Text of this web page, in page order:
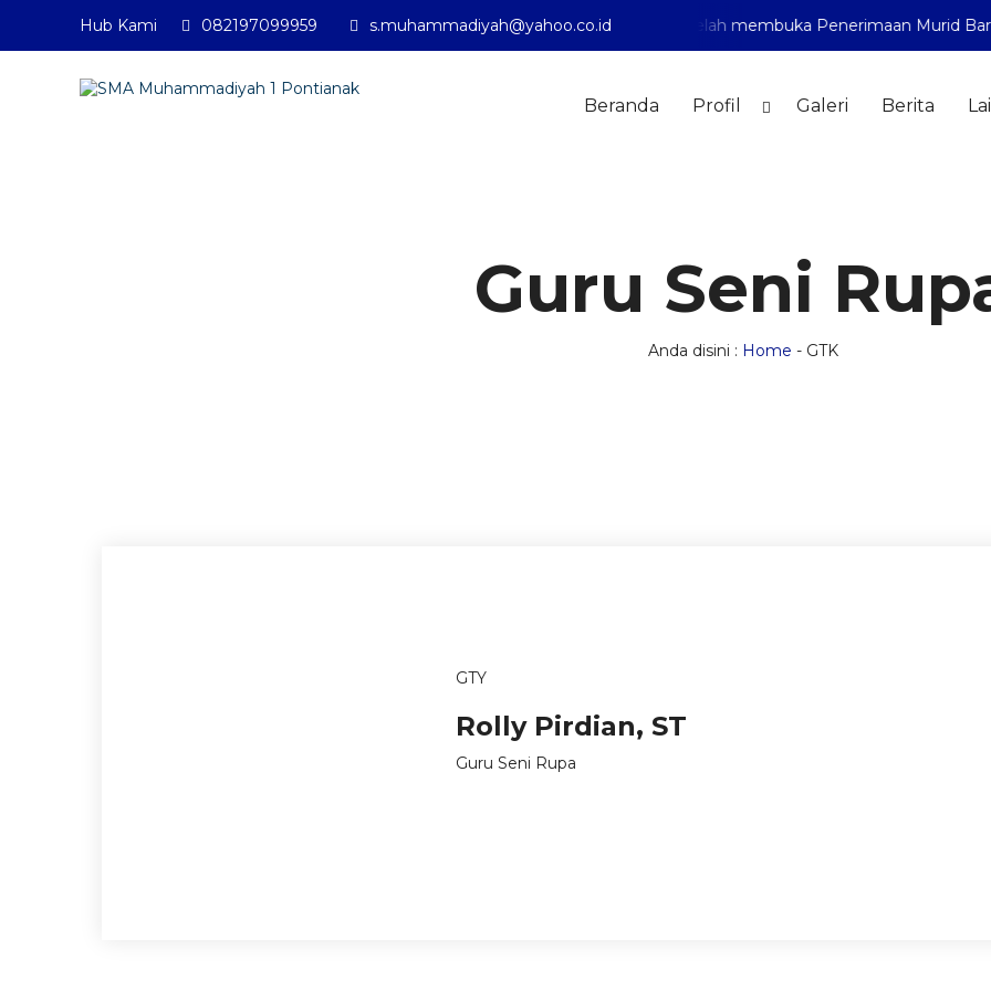
Hub Kami 082197099959 s.muhammadiyah@yahoo.co.id
SMA Muhammadiyah 1 Pontianak telah membuka Penerimaan Murid Baru
Beranda Profil Galeri Berita
Guru Seni
Anda disini : Home - GTK
GTY
Rolly Pirdian, ST
Guru Seni Rupa